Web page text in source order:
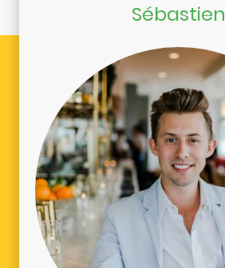
Sébastien